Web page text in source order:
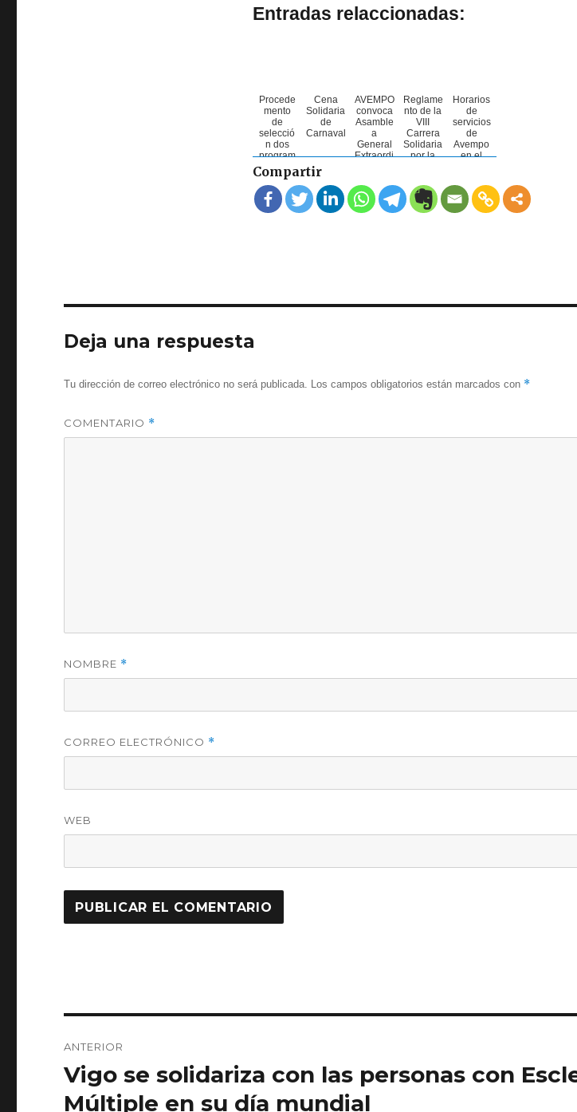
Entradas relaccionadas:
Procede
mento
de
selecció
n dos
program
as de
coopera
ción
coas
entidade
Cena
Solidaria
de
Carnaval
AVEMPO
convoca
Asamble
a
General
Extraordi
para la
elección
de
Reglame
nto de la
VIII
Carrera
Solidaria
por la
Múltiple -
VIRTUA
L
Horarios
de
servicios
de
Avempo
en el
Compartir
Deja una respuesta
Tu dirección de correo electrónico no será publicada. Los campos obligatorios están marcados con *
COMENTARIO *
NOMBRE *
CORREO ELECTRÓNICO *
WEB
de
entradas
ANTERIOR
Entrada
anterior:
Vigo se solidariza con las personas con
Múltiple en su día mundial